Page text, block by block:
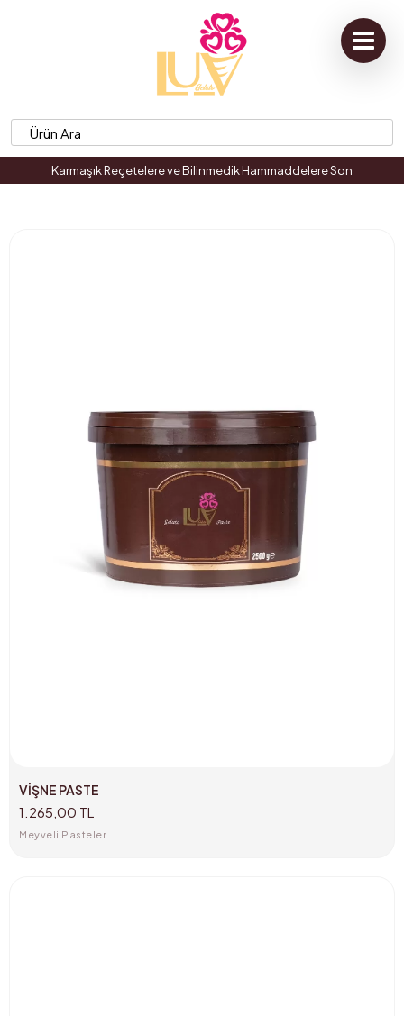
Karmaşık Reçetelere ve Bilinmedik Hammaddelere Son
VİŞNE PASTE
1.265,00 TL
Meyveli Pasteler